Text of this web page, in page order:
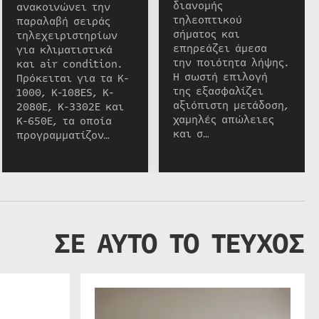
ανακοινώνει την
παραλαβή σειράς
τηλεχειριστηρίων
για κλιματιστικά
και air condition.
Πρόκειται για τα K-
1000, K-108ES, K-
2080E, K-3302E και
K-650E, τα οποία
προγραμματίζον…
διανομής
τηλεοπτικού
σήματος και
επηρεάζει άμεσα
την ποιότητα λήψης.
Η σωστή επιλογή
της εξασφαλίζει
αξιόπιστη μετάδοση,
χαμηλές απώλειες
και σ…
ΣΕ ΑΥΤΟ ΤΟ ΤΕΥΧΟΣ